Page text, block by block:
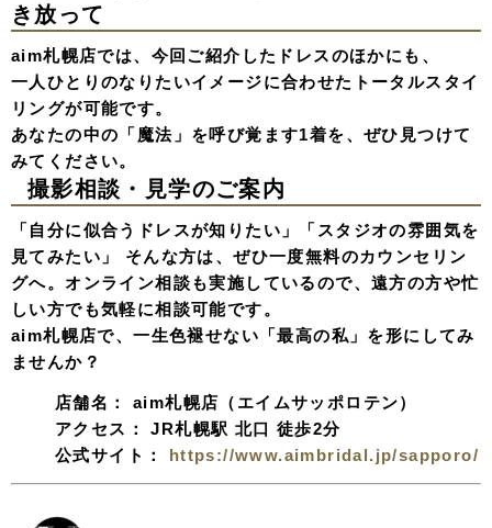
き放って
aim札幌店では、今回ご紹介したドレスのほかにも、
一人ひとりのなりたいイメージに合わせたトータルスタイ
リングが可能です。
あなたの中の「魔法」を呼び覚ます1着を、ぜひ見つけて
みてください。
撮影相談・見学のご案内
「自分に似合うドレスが知りたい」「スタジオの雰囲気を
見てみたい」 そんな方は、ぜひ一度無料のカウンセリン
グへ。オンライン相談も実施しているので、遠方の方や忙
しい方でも気軽に相談可能です。
aim札幌店で、一生色褪せない「最高の私」を形にしてみ
ませんか？
店舗名：
aim札幌店（エイムサッポロテン）
アクセス：
JR札幌駅 北口 徒歩2分
公式サイト：
https://www.aimbridal.jp/sapporo/